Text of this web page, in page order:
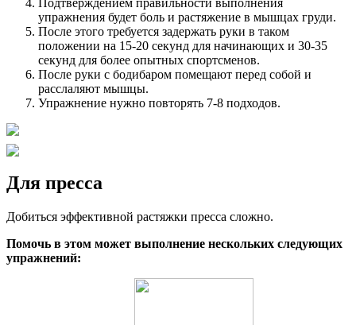
Подтверждением правильности выполнения
упражнения будет боль и растяжение в мышцах груди.
После этого требуется задержать руки в таком
положении на 15-20 секунд для начинающих и 30-35
секунд для более опытных спортсменов.
После руки с бодибаром помещают перед собой и
расслаляют мышцы.
Упражнение нужно повторять 7-8 подходов.
Для пресса
Добиться эффективной растяжки пресса сложно.
Помочь в этом может выполнение нескольких следующих
упражнений: